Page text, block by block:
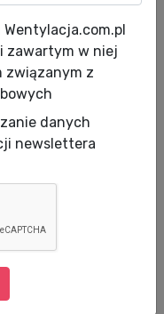
-
już 1-2
140
branży
14. edycji Forum
2016, które
2016.
zawartym w niej
związanym z
danych
newslettera